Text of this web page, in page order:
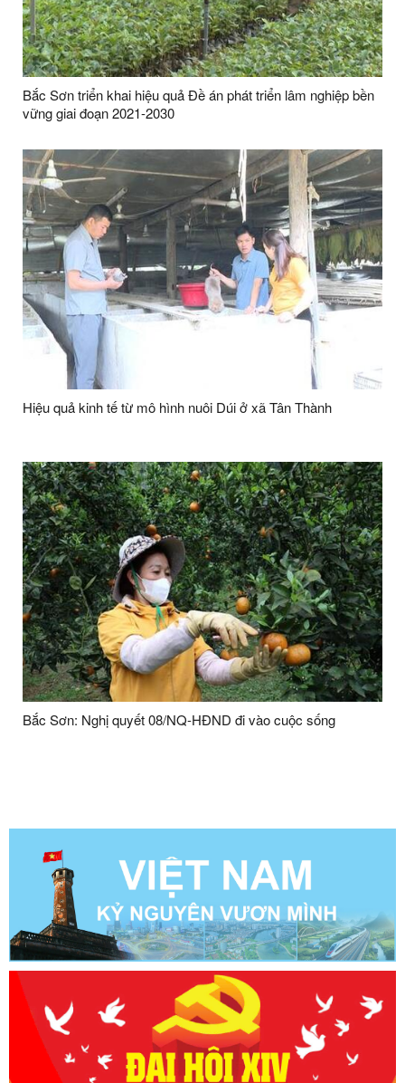
Bắc Sơn triển khai hiệu quả Đề án phát triển lâm nghiệp bền
vững giai đoạn 2021-2030
Hiệu quả kinh tế từ mô hình nuôi Dúi ở xã Tân Thành
Bắc Sơn: Nghị quyết 08/NQ-HĐND đi vào cuộc sống